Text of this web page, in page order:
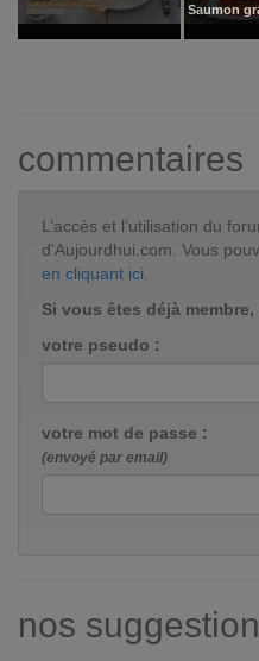
Saumon
commentaires
L’accès et l’utilisation du
d'Aujourdhui.com. Vous
en cliquant ici.
Si vous êtes déjà
votre pseudo :
votre mot de passe :
(envoyé par email)
nos